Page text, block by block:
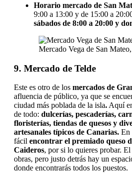
Horario mercado de San
9:00 a 13:00 y de 15:00 a
sábados de 8:00 a 20:00 y
Mercado Vega de San
9. Mercado de Telde
Este es otro de los mercados de
afluencia de público, ya que se
ciudad más poblada de la isla. Aquí
de todo: dulcerías, pescaderías,
floristerías, tiendas de quesos y
artesanales típicos de Canarias. En
fácil encontrar el premiado queso
Caideros, por si lo quieres probar.
obras, pero justo detrás hay un
donde encontrarás todos los puestos.